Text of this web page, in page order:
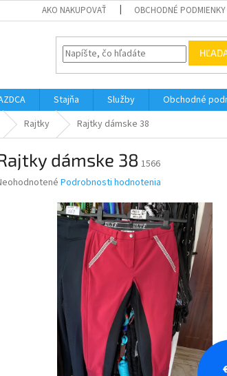
AKO NAKUPOVAŤ OBCHODNÉ PODMIENKY
Stajňa Služby Obchodné
Rajtky Rajtky dámske 38
dámske 38 1566
Podrobnosti hodnotenia